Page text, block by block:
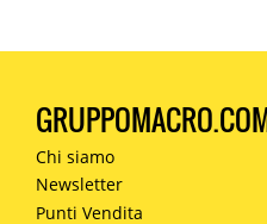
Chi siamo
Newsletter
Punti Vendita